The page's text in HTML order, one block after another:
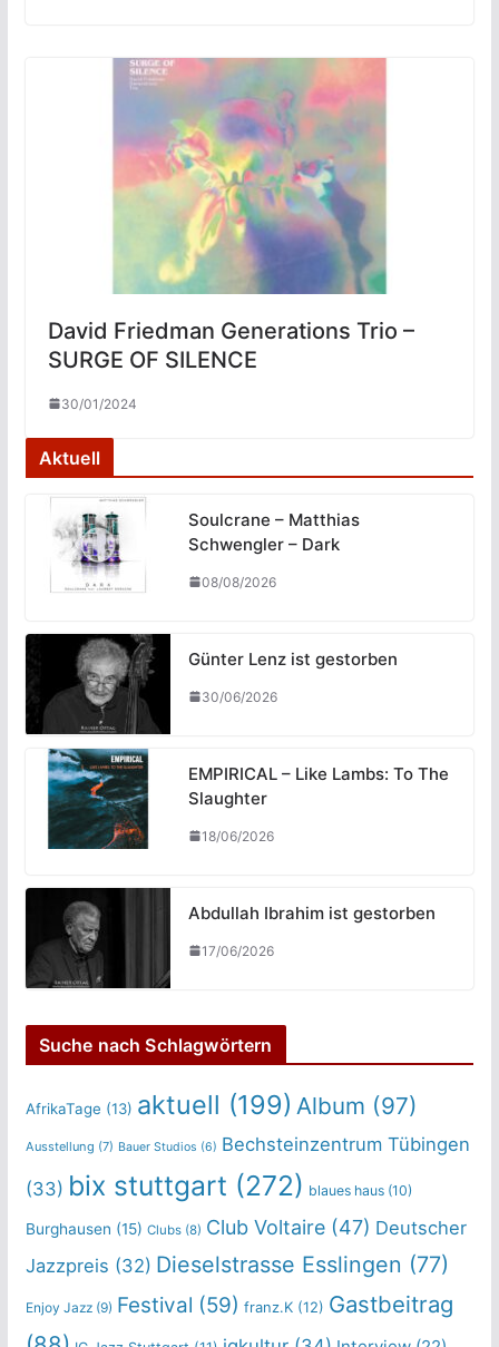
David Friedman Generations Trio –
SURGE OF SILENCE
30/01/2024
Aktuell
Soulcrane – Matthias
Schwengler – Dark
08/08/2026
Günter Lenz ist gestorben
30/06/2026
EMPIRICAL – Like Lambs: To The
Slaughter
18/06/2026
Abdullah Ibrahim ist gestorben
17/06/2026
Suche nach Schlagwörtern
AfrikaTage (13) aktuell (199) Album (97)
Ausstellung (7) Bauer Studios (6) Bechsteinzentrum Tübingen
(33) bix stuttgart (272) blaues haus(10)
Burghausen (15) Clubs(8) Club Voltaire(47) Deutscher
Jazzpreis (32) Dieselstrasse Esslingen (77)
Enjoy Jazz(9) Festival (59) franz.K(12) Gastbeitrag